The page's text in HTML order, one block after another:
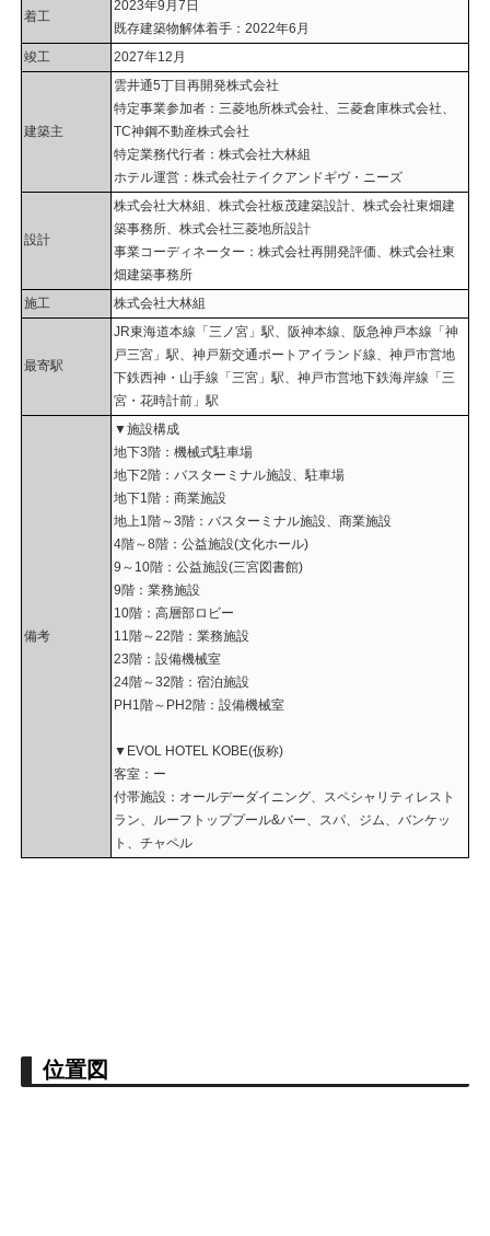
着工
2023年9月7日
既存建築物解体着手：2022年6月
竣工
2027年12月
建築主
雲井通5丁目再開発株式会社
特定事業参加者：三菱地所株式会社、三菱倉庫株式会社、
TC神鋼不動産株式会社
特定業務代行者：株式会社大林組
ホテル運営：株式会社テイクアンドギヴ・ニーズ
設計
株式会社大林組、株式会社板茂建築設計、株式会社東畑建
築事務所、株式会社三菱地所設計
事業コーディネーター：株式会社再開発評価、株式会社東
畑建築事務所
施工
株式会社大林組
最寄駅
JR東海道本線「三ノ宮」駅、阪神本線、阪急神戸本線「神
戸三宮」駅、神戸新交通ポートアイランド線、神戸市営地
下鉄西神・山手線「三宮」駅、神戸市営地下鉄海岸線「三
宮・花時計前」駅
備考
▼施設構成
地下3階：機械式駐車場
地下2階：バスターミナル施設、駐車場
地下1階：商業施設
地上1階～3階：バスターミナル施設、商業施設
4階～8階：公益施設(文化ホール)
9～10階：公益施設(三宮図書館)
9階：業務施設
10階：高層部ロビー
11階～22階：業務施設
23階：設備機械室
24階～32階：宿泊施設
PH1階～PH2階：設備機械室
▼EVOL HOTEL KOBE(仮称)
客室：ー
付帯施設：オールデーダイニング、スペシャリティレスト
ラン、ルーフトッププール&バー、スパ、ジム、バンケッ
ト、チャペル
位置図